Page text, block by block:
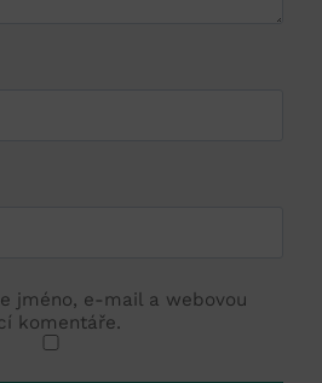
jméno, e-mail a webovou
komentáře.